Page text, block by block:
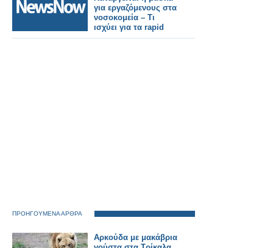
για εργαζόμενους στα
νοσοκομεία – Τι
ισχύει για τα rapid
test
ΠΡΟΗΓΟΥΜΕΝΑ ΑΡΘΡΑ
Αρκούδα με μακάβρια